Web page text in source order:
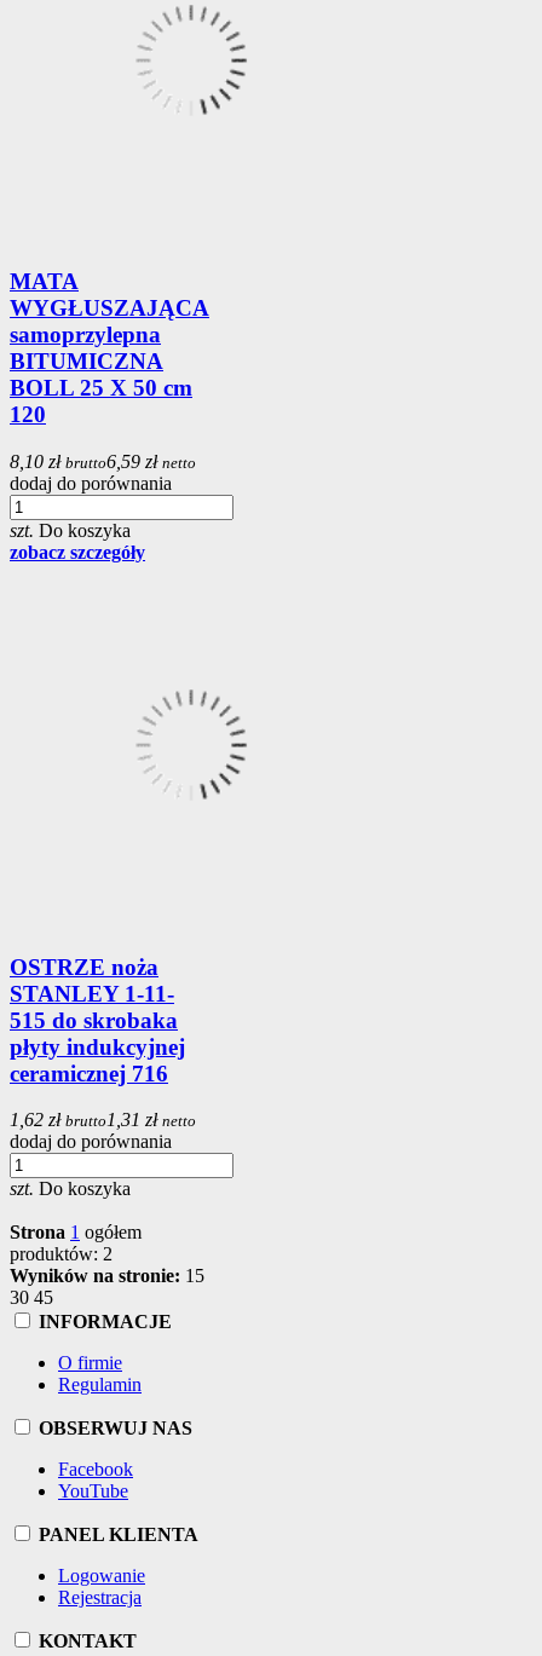
MATA
WYGŁUSZAJĄCA
samoprzylepna
BITUMICZNA
BOLL 25 X 50 cm
120
8,10 zł brutto6,59 zł netto
dodaj do porównania
szt. Do koszyka
zobacz szczegóły
OSTRZE noża
STANLEY 1-11-
515 do skrobaka
płyty indukcyjnej
ceramicznej 716
1,62 zł brutto 1,31 zł netto
dodaj do porównania
szt. Do koszyka
Strona 1 ogółem
produktów: 2
Wyników na stronie: 15
30 45
INFORMACJE
O firmie
Regulamin
OBSERWUJ NAS
Facebook
YouTube
PANEL KLIENTA
Logowanie
Rejestracja
KONTAKT